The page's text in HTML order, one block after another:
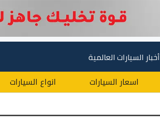
أخبار السيارات العالمية
اسعار السيارات انواع السيارات